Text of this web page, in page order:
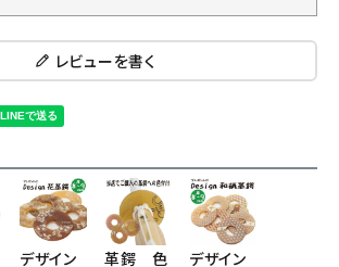
レビューを書く
デザイン
革鍔 色
デザイン